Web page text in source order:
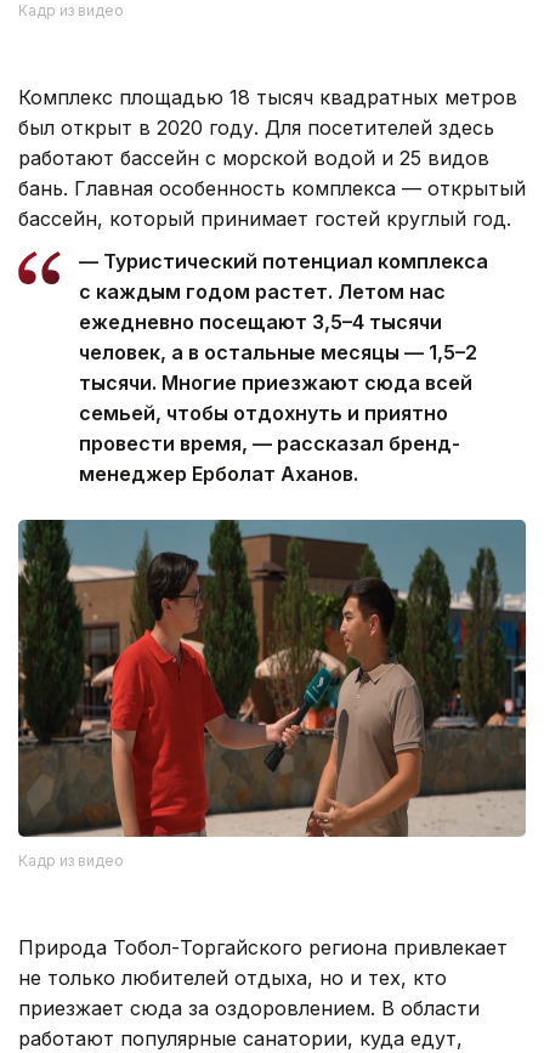
Кадр из видео
Комплекс площадью 18 тысяч квадратных метров
был открыт в 2020 году. Для посетителей здесь
работают бассейн с морской водой и 25 видов
бань. Главная особенность комплекса — открытый
бассейн, который принимает гостей круглый год.
— Туристический потенциал комплекса
с каждым годом растет. Летом нас
ежедневно посещают 3,5–4 тысячи
человек, а в остальные месяцы — 1,5–2
тысячи. Многие приезжают сюда всей
семьей, чтобы отдохнуть и приятно
провести время, — рассказал бренд-
менеджер Ерболат Аханов.
Кадр из видео
Природа Тобол-Торгайского региона привлекает
не только любителей отдыха, но и тех, кто
приезжает сюда за оздоровлением. В области
работают популярные санатории, куда едут,